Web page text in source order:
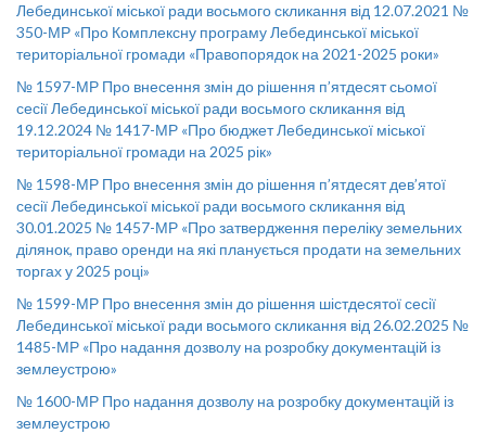
Лебединської міської ради восьмого скликання від 12.07.2021 №
350-МР «Про Комплексну програму Лебединської міської
територіальної громади «Правопорядок на 2021-2025 роки»
№ 1597-МР Про внесення змін до рішення п’ятдесят сьомої
сесії Лебединської міської ради восьмого скликання від
19.12.2024 № 1417-МР «Про бюджет Лебединської міської
територіальної громади на 2025 рік»
№ 1598-МР Про внесення змін до рішення п’ятдесят дев’ятої
сесії Лебединської міської ради восьмого скликання від
30.01.2025 № 1457-МР «Про затвердження переліку земельних
ділянок, право оренди на які планується продати на земельних
торгах у 2025 році»
№ 1599-МР Про внесення змін до рішення шістдесятої сесії
Лебединської міської ради восьмого скликання від 26.02.2025 №
1485-МР «Про надання дозволу на розробку документацій із
землеустрою»
№ 1600-МР Про надання дозволу на розробку документацій із
землеустрою